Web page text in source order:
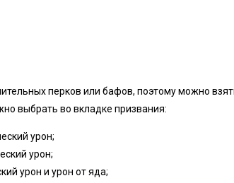
перков или бафов, поэтому можно
выбрать во вкладке призвания:
урон;
урон;
урон и урон от яда;